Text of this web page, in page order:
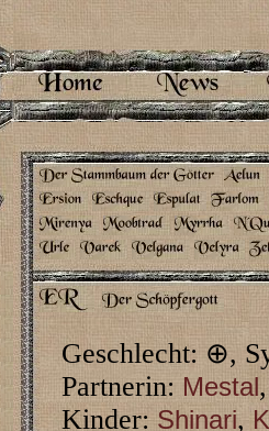
Geschlecht: ⊕,
Partnerin: Mestal,
Kinder:Shinari,